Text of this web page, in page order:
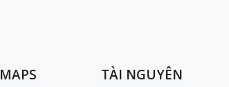
TÀI NGUYÊN